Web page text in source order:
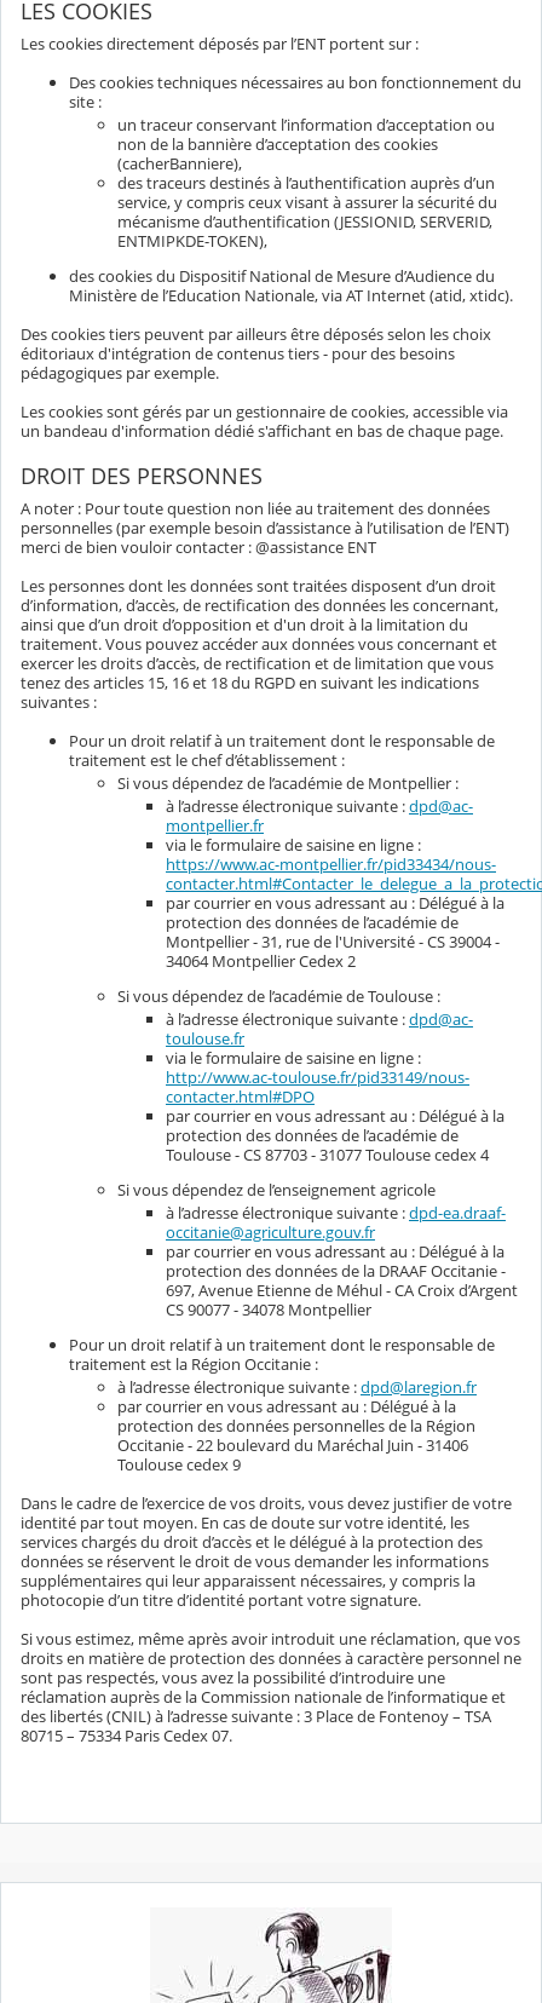
LES COOKIES
Les cookies directement déposés par l’ENT portent sur :
Des cookies techniques nécessaires au bon fonctionnement du
site :
un traceur conservant l’information d’acceptation ou
non de la bannière d’acceptation des cookies
(cacherBanniere),
des traceurs destinés à l’authentification auprès d’un
service, y compris ceux visant à assurer la sécurité du
mécanisme d’authentification (JESSIONID, SERVERID,
ENTMIPKDE-TOKEN),
des cookies du Dispositif National de Mesure d’Audience du
Ministère de l’Education Nationale, via AT Internet (atid, xtidc).
Des cookies tiers peuvent par ailleurs être déposés selon les choix
éditoriaux d'intégration de contenus tiers - pour des besoins
pédagogiques par exemple.
Les cookies sont gérés par un gestionnaire de cookies, accessible via
un bandeau d'information dédié s'affichant en bas de chaque page.
DROIT DES PERSONNES
A noter : Pour toute question non liée au traitement des données
personnelles (par exemple besoin d’assistance à l’utilisation de l’ENT)
merci de bien vouloir contacter : @assistance ENT
Les personnes dont les données sont traitées disposent d’un droit
d’information, d’accès, de rectification des données les concernant,
ainsi que d’un droit d’opposition et d'un droit à la limitation du
traitement. Vous pouvez accéder aux données vous concernant et
exercer les droits d’accès, de rectification et de limitation que vous
tenez des articles 15, 16 et 18 du RGPD en suivant les indications
suivantes :
Pour un droit relatif à un traitement dont le responsable de
traitement est le chef d’établissement :
Si vous dépendez de l’académie de Montpellier :
à l’adresse électronique suivante :dpd@ac-
montpellier.fr
via le formulaire de saisine en ligne :
https://www.ac-montpellier.fr/pid33434/nous-
par courrier en vous adressant au : Délégué à la
protection des données de l’académie de
Montpellier - 31, rue de l'Université - CS 39004 -
34064 Montpellier Cedex 2
Si vous dépendez de l’académie de Toulouse :
à l’adresse électronique suivante :dpd@ac-
toulouse.fr
via le formulaire de saisine en ligne :
http://www.ac-toulouse.fr/pid33149/nous-
contacter.html#DPO
par courrier en vous adressant au : Délégué à la
protection des données de l’académie de
Toulouse - CS 87703 - 31077 Toulouse cedex 4
Si vous dépendez de l’enseignement agricole
à l’adresse électronique suivante :dpd-ea.draaf-
occitanie@agriculture.gouv.fr
par courrier en vous adressant au : Délégué à la
protection des données de la DRAAF Occitanie -
697, Avenue Etienne de Méhul - CA Croix d’Argent
CS 90077 - 34078 Montpellier
Pour un droit relatif à un traitement dont le responsable de
traitement est la Région Occitanie :
à l’adresse électronique suivante :dpd@laregion.fr
par courrier en vous adressant au : Délégué à la
protection des données personnelles de la Région
Occitanie - 22 boulevard du Maréchal Juin - 31406
Toulouse cedex 9
Dans le cadre de l’exercice de vos droits, vous devez justifier de votre
identité par tout moyen. En cas de doute sur votre identité, les
services chargés du droit d’accès et le délégué à la protection des
données se réservent le droit de vous demander les informations
supplémentaires qui leur apparaissent nécessaires, y compris la
photocopie d’un titre d’identité portant votre signature.
Si vous estimez, même après avoir introduit une réclamation, que vos
droits en matière de protection des données à caractère personnel ne
sont pas respectés, vous avez la possibilité d’introduire une
réclamation auprès de la Commission nationale de l’informatique et
des libertés (CNIL) à l’adresse suivante : 3 Place de Fontenoy – TSA
80715 – 75334 Paris Cedex 07.